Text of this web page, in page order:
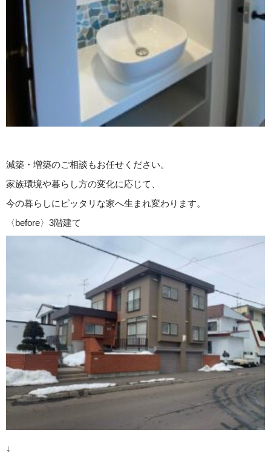
減築・増築のご相談もお任せください。
家族環境や暮らし方の変化に応じて、
今の暮らしにピッタリな家へ生まれ変わります。
〈before〉3階建て
↓